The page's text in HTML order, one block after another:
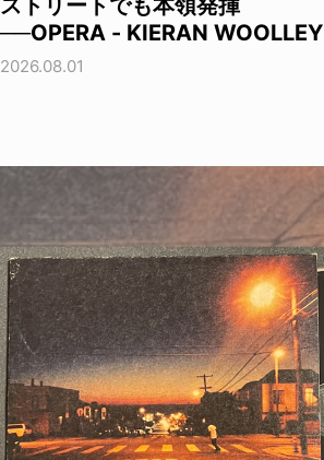
──OPERA - KIERAN WOOLLEY
2026.08.01